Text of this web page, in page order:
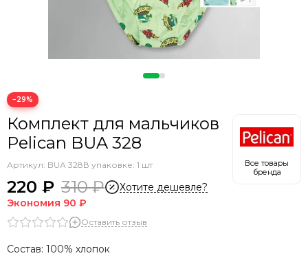
−29%
Комплект для мальчиков
Pelican BUA 328
Артикул: BUA 328В упаковке: 1 шт
220 ₽ 310 ₽
Экономия 90 ₽
Хотите дешевле?
Все товары
бренда
Оставить отзыв
Состав: 100% хлопок